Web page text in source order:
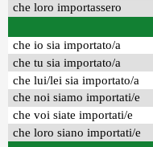
che loro importassero
che io sia importato/a
che tu sia importato/a
che lui/lei sia importato/a
che noi siamo importati/e
che voi siate importati/e
che loro siano importati/e